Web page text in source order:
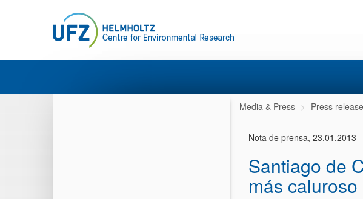
Media & Press Press
Nota de prensa, 23.01.2013
Santiago de
más caluroso